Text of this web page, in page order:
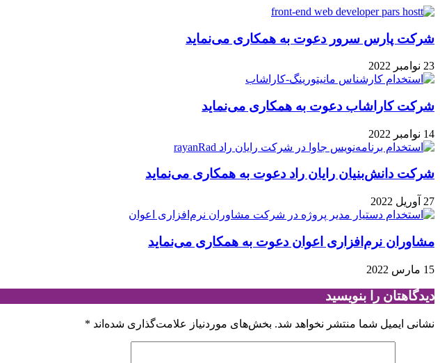
شرکت پارس سرور دعوت به همکاری می‌نماید
23 نوامبر 2022
شرکت کاراشاب دعوت به همکاری می‌نماید
14 نوامبر 2022
شرکت دانش‌بنیان رایان راد دعوت به همکاری می‌نماید
27 آوریل 2022
مشاوران نرم‌افزاری اعوان دعوت به همکاری می‌نماید
15 مارس 2022
دیدگاهتان را بنویسید
نشانی ایمیل شما منتشر نخواهد شد. بخش‌های موردنیاز علامت‌گذاری شده‌اند *